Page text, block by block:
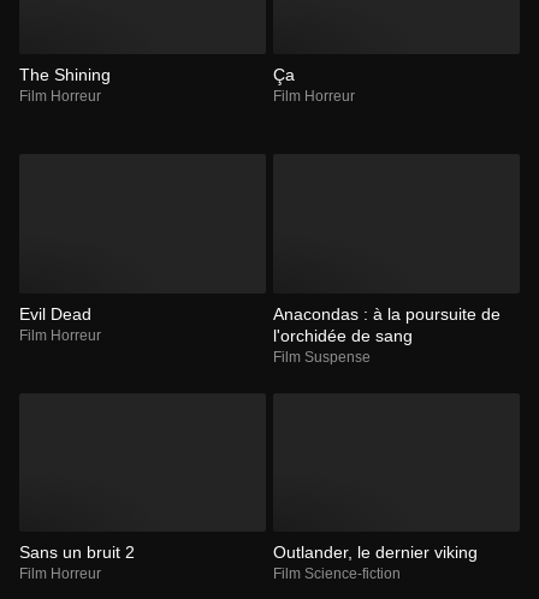
The Shining
Film Horreur
Ça
Film Horreur
Evil Dead
Film Horreur
Anacondas : à la poursuite de
l'orchidée de sang
Film Suspense
Sans un bruit 2
Film Horreur
Outlander, le dernier viking
Film Science-fiction